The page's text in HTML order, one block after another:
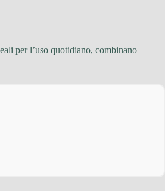
per l’uso quotidiano, combinano